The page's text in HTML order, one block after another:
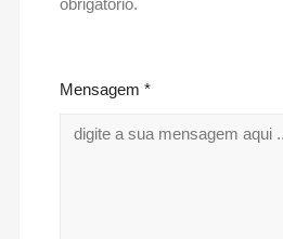
Mensagem *